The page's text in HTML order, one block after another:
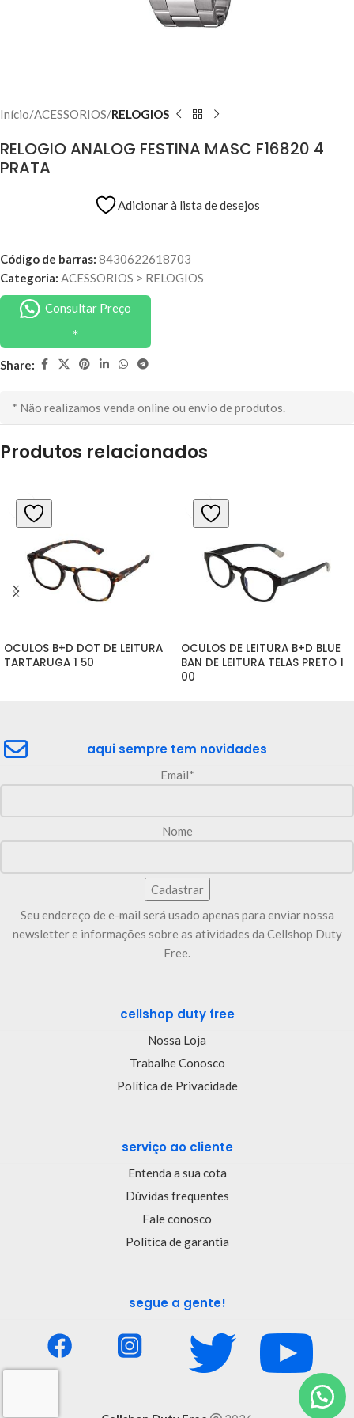
Início ACESSORIOS RELOGIOS
RELOGIO ANALOG FESTINA MASC F16820 4
PRATA
Adicionar à lista de desejos
Código de barras: 8430622618703
Categoria: ACESSORIOS > RELOGIOS
Consultar Preço
Share:
* Não realizamos venda online ou envio de produtos.
Produtos relacionados
OCULOS B+D DOT DE LEITURA
TARTARUGA 1 50
OCULOS DE LEITURA B+D BLUE
BAN DE LEITURA TELAS PRETO 1
00
aqui sempre tem novidades
Email*
Nome
Seu endereço de e-mail será usado apenas para enviar nossa
newsletter e informações sobre as atividades da Cellshop Duty
Free.
cellshop duty free
Nossa Loja
Trabalhe Conosco
Política de Privacidade
serviço ao cliente
Entenda a sua cota
Dúvidas frequentes
Fale conosco
Política de garantia
segue a gente!